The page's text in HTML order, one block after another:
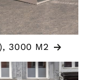
3000 M2